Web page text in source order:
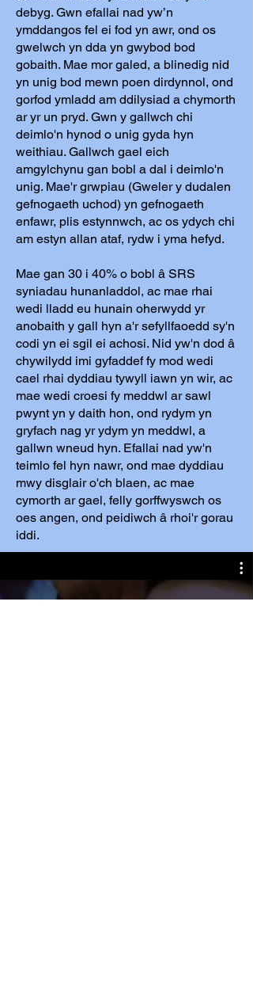
debyg. Gwn efallai nad yw’n
ymddangos fel ei fod yn awr, ond os
gwelwch yn dda yn gwybod bod
gobaith. Mae mor galed, a blinedig nid
yn unig bod mewn poen dirdynnol, ond
gorfod ymladd am ddilysiad a chymorth
ar yr un pryd. Gwn y gallwch chi
deimlo'n hynod o unig gyda hyn
weithiau. Gallwch gael eich
amgylchynu gan bobl a dal i deimlo'n
unig. Mae'r grwpiau (Gweler y dudalen
gefnogaeth uchod) yn gefnogaeth
enfawr, plis estynnwch, ac os ydych chi
am estyn allan ataf, rydw i yma hefyd.
Mae gan 30 i 40% o bobl â SRS
syniadau hunanladdol, ac mae rhai
wedi lladd eu hunain oherwydd yr
anobaith y gall hyn a'r sefyllfaoedd sy'n
codi yn ei sgil ei achosi. Nid yw'n dod â
chywilydd imi gyfaddef fy mod wedi
cael rhai dyddiau tywyll iawn yn wir, ac
mae wedi croesi fy meddwl ar sawl
pwynt yn y daith hon, ond rydym yn
gryfach nag yr ydym yn meddwl, a
gallwn wneud hyn. Efallai nad yw'n
teimlo fel hyn nawr, ond mae dyddiau
mwy disglair o'ch blaen, ac mae
cymorth ar gael, felly gorffwyswch os
oes angen, ond peidiwch â rhoi'r gorau
iddi.